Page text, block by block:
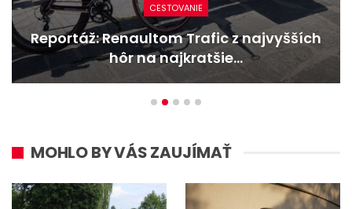
CESTOVANIE
Reportáž: Renaultom Trafic z najvyšších
hôr na najkratšie…
MOHLO BY VÁS ZAUJÍMAŤ